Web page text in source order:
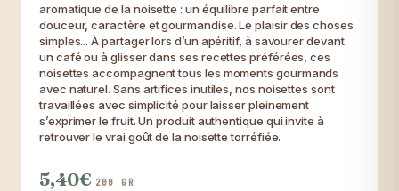
aromatique de la noisette : un équilibre parfait entre
douceur, caractère et gourmandise. Le plaisir des choses
simples... À partager lors d’un apéritif, à savourer devant
un café ou à glisser dans ses recettes préférées, ces
noisettes accompagnent tous les moments gourmands
avec naturel. Sans artifices inutiles, nos noisettes sont
travaillées avec simplicité pour laisser pleinement
s’exprimer le fruit. Un produit authentique qui invite à
retrouver le vrai goût de la noisette torréfiée.
5,40€ 200 GR